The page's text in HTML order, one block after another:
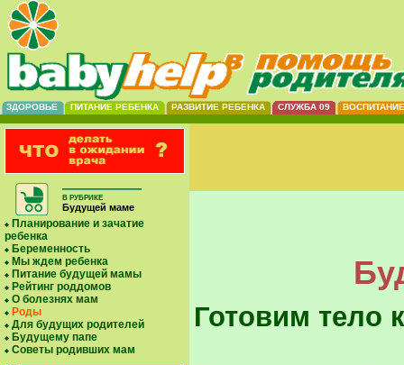
ЗДОРОВЬЕ ПИТАНИЕ РЕБЕНКА РАЗВИТИЕ РЕБЕНКА СЛУЖБА 09 ВОСПИТАНИЕ
В РУБРИКЕ
Будущей маме
Планирование и зачатие
ребенка
Беременность
Мы ждем ребенка
Питание будущей мамы
Рейтинг роддомов
О болезнях мам
Роды
Для будущих родителей
Будущему папе
Советы родивших мам
Готовим тело